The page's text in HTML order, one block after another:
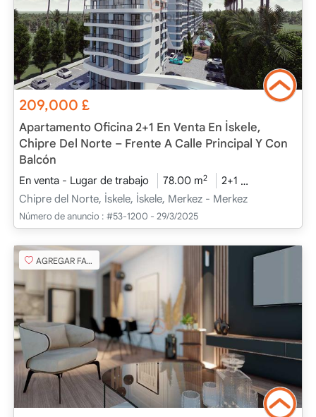
209,000£
Apartamento Oficina 2+1 En Venta En İskele,
Chipre Del Norte – Frente A Calle Principal Y Con
Balcón
En venta - Lugar de trabajo 78.00 m2 2+1
Chipre del Norte, İskele, İskele, Merkez - Merkez
Número de anuncio : #53-1200 - 29/3/2025
AGREGAR FAVORITO